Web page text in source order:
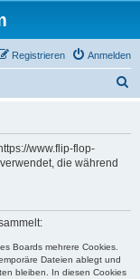
Anmelden
Registrieren
www.flip-flop-
die während
Boards mehrere Cookies.
Dateien ablegt und
bleiben. In diesen Cookies